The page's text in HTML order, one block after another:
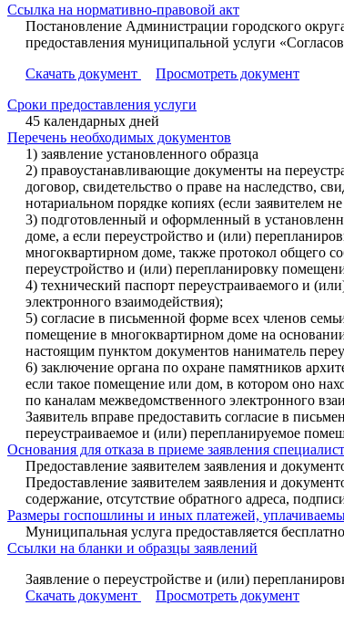
Ссылка на нормативно-правовой акт
Постановление Администрации городского
предоставления муниципальной услуги
Скачать документ
Просмотреть документ
Сроки предоставления услуги
45 календарных дней
Перечень необходимых документов
1) заявление установленного образца
2) правоустанавливающие документы на
договор, свидетельство о праве на наследство,
нотариальном порядке копиях (если заявителем
3) подготовленный и оформленный в
доме, а если переустройство и (или)
многоквартирном доме, также протокол общего
переустройство и (или) перепланировку
4) технический паспорт переустраиваемого и
электронного взаимодействия);
5) согласие в письменной форме всех членов
помещение в многоквартирном доме на
настоящим пунктом документов наниматель
6) заключение органа по охране памятников
если такое помещение или дом, в котором оно
по каналам межведомственного электронного
Заявитель вправе предоставить согласие в
переустраиваемое и (или) перепланируемое
Основания для отказа в приеме заявления
Предоставление заявителем заявления и
Предоставление заявителем заявления и
содержание, отсутствие обратного адреса,
Размеры госпошлины и иных платежей,
Муниципальная услуга предоставляется
Ссылки на бланки и образцы заявлений
Заявление о переустройстве и (или)
Скачать документ
Просмотреть документ